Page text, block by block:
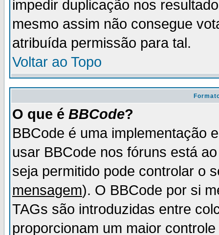
impedir duplicação nos
mesmo assim não consegue
atribuída permissão para tal.
Voltar ao Topo
O que é BBCode?
BBCode é uma implementação
usar BBCode nos fóruns está
seja permitido pode controlar o
mensagem). O BBCode por si
TAGs são introduzidas entre
proporcionam um maior